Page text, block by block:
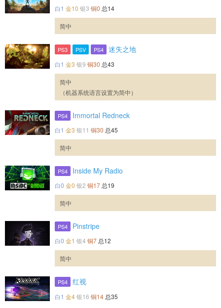
白1 金10 银3 铜0 总14
简中
PS3 PSV PS4 迷失之地
白1 金3 银9 铜30 总43
简中
（机器系统语言设置为简中）
PS4 Immortal Redneck
白1 金3 银11 铜30 总45
简中
PS4 Inside My Radio
白0 金0 银2 铜17 总19
简中
PS4 Pinstripe
白0 金1 银4 铜7 总12
简中
PS4 红视
白1 金4银16 铜14 总35